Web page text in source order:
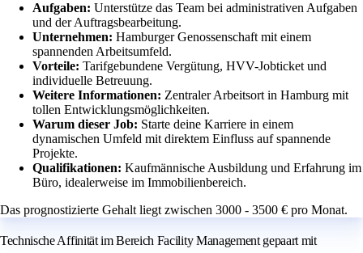
Aufgaben: Unterstütze das Team bei administrativen Aufgaben
und der Auftragsbearbeitung.
Unternehmen: Hamburger Genossenschaft mit einem
spannenden Arbeitsumfeld.
Vorteile: Tarifgebundene Vergütung, HVV-Jobticket und
individuelle Betreuung.
Weitere Informationen: Zentraler Arbeitsort in Hamburg mit
tollen Entwicklungsmöglichkeiten.
Warum dieser Job: Starte deine Karriere in einem
dynamischen Umfeld mit direktem Einfluss auf spannende
Projekte.
Qualifikationen: Kaufmännische Ausbildung und Erfahrung im
Büro, idealerweise im Immobilienbereich.
Das prognostizierte Gehalt liegt zwischen 3000 - 3500 € pro Monat.
Technische Affinität im Bereich Facility Management gepaart mit